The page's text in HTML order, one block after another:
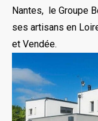
Nantes, le Groupe
ses artisans en
et Vendée.